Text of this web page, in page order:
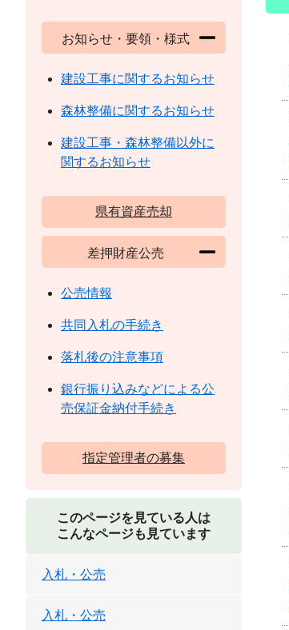
お知らせ・要領・様式
建設工事に関するお知らせ
森林整備に関するお知らせ
建設工事・森林整備以外に
関するお知らせ
県有資産売却
差押財産公売
公売情報
共同入札の手続き
落札後の注意事項
銀行振り込みなどによる公
売保証金納付手続き
指定管理者の募集
このページを見ている人は
こんなページも見ています
入札・公売
入札・公売